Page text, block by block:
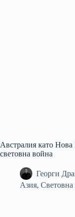
Австралия като Нова
световна война
Георги
Азия, Световна